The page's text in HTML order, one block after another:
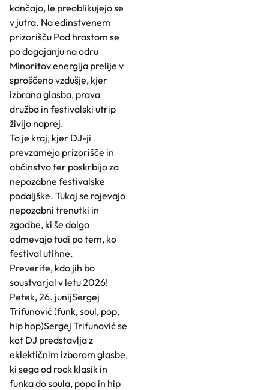
končajo, le preoblikujejo se
v jutra. Na edinstvenem
prizorišču Pod hrastom se
po dogajanju na odru
Minoritov energija prelije v
sproščeno vzdušje, kjer
izbrana glasba, prava
družba in festivalski utrip
živijo naprej.
To je kraj, kjer DJ-ji
prevzamejo prizorišče in
občinstvo ter poskrbijo za
nepozabne festivalske
podaljške. Tukaj se rojevajo
nepozabni trenutki in
zgodbe, ki še dolgo
odmevajo tudi po tem, ko
festival utihne.
Preverite, kdo jih bo
soustvarjal v letu 2026!
Petek, 26. junijSergej
Trifunović (funk, soul, pop,
hip hop)Sergej Trifunović se
kot DJ predstavlja z
eklektičnim izborom glasbe,
ki sega od rock klasik in
funka do soula, popa in hip